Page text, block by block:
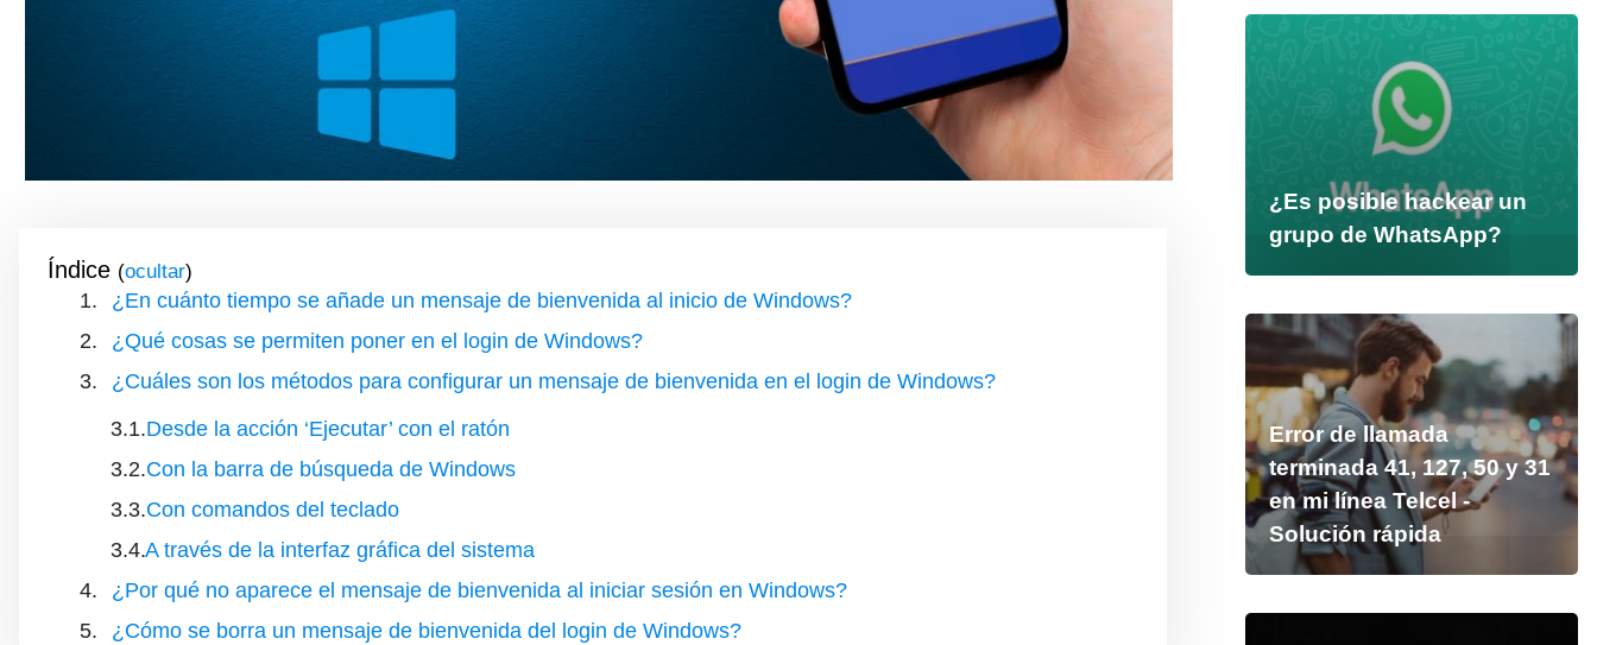
Índice ( )
¿En cuánto tiempo se añade un mensaje de bienvenida al inicio de Windows?
¿Qué cosas se permiten poner en el login de Windows?
¿Cuáles son los métodos para configurar un mensaje de bienvenida en el login de Windows?
Desde la acción ‘Ejecutar’ con el ratón
Con la barra de búsqueda de Windows
Con comandos del teclado
A través de la interfaz gráfica del sistema
¿Por qué no aparece el mensaje de bienvenida al iniciar sesión en Windows?
¿Cómo se borra un mensaje de bienvenida del login de Windows?
¿Es posible hackear un
grupo de WhatsApp?
Error de llamada
terminada 41, 127, 50 y 31
en mi línea Telcel -
Solución rápida